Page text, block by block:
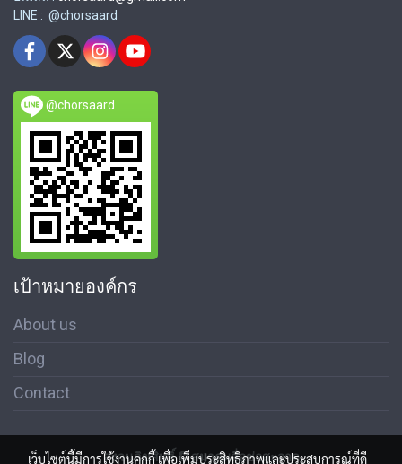
LINE : @chorsaard
@chorsaard
เป้าหมายองค์กร
About us
Blog
Contact
สงวนลิขสิทธิ์ © สมาคมสื่อช่อสะอาด
เว็บไซต์นี้มีการใช้งานคุกกี้ เพื่อเพิ่มประสิทธิภาพและประสบการณ์ที่ดี